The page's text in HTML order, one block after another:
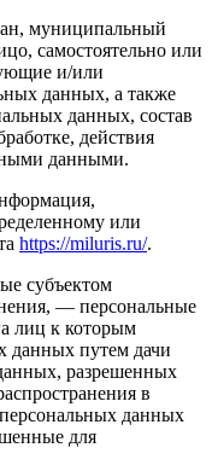
муниципальный
самостоятельно или
и/или
данных, а также
данных, состав
действия
данными.
или
https://miluris.ru/.
субъектом
— персональные
лиц к которым
данных путем дачи
разрешенных
в
данных
для